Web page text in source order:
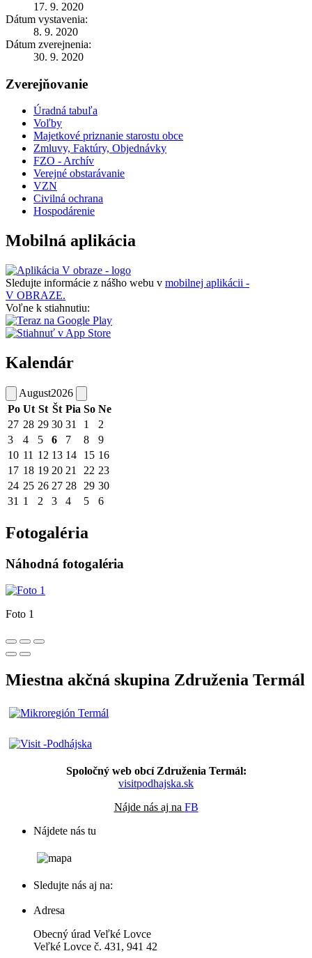
17. 9. 2020
Dátum vystavenia:
8. 9. 2020
Dátum zverejnenia:
30. 9. 2020
Zverejňovanie
Úradná tabuľa
Voľby
Majetkové priznanie starostu obce
Zmluvy, Faktúry, Objednávky
FZO - Archív
Verejné obstarávanie
VZN
Civilná ochrana
Hospodárenie
Mobilná aplikácia
Sledujte informácie z nášho webu v mobilnej aplikácii -
V OBRAZE.
Voľne k stiahnutiu:
Kalendár
August2026
Po Ut St Št Pia So Ne
27 28 29 30 31 1
2
3
4 5 6 7 8
9
10 11 12 13 14 15 16
17 18 19 20 21 22 23
24 25 26 27 28 29 30
31 1 2 3 4 5 6
Fotogaléria
Náhodná fotogaléria
Foto 1
Miestna akčná skupina Združenia Termál
Spoločný web obcí Združenia Termál:
visitpodhajska.sk
Nájde nás aj na FB
Nájdete nás tu
Sledujte nás aj na:
Adresa
Obecný úrad Veľké Lovce
Veľké Lovce č. 431, 941 42